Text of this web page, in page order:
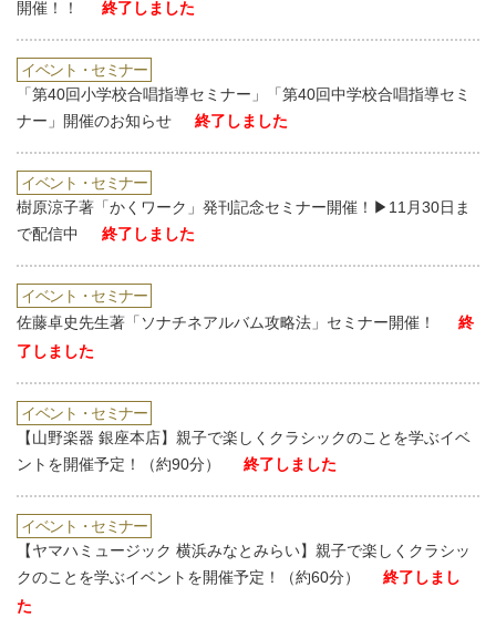
開催！！
終了しました
イベント・セミナー
「第40回小学校合唱指導セミナー」「第40回中学校合唱指導セミ
ナー」開催のお知らせ
終了しました
イベント・セミナー
樹原涼子著「かくワーク」発刊記念セミナー開催！▶︎11月30日ま
で配信中
終了しました
イベント・セミナー
佐藤卓史先生著「ソナチネアルバム攻略法」セミナー開催！
終
了しました
イベント・セミナー
【山野楽器 銀座本店】親子で楽しくクラシックのことを学ぶイベ
ントを開催予定！（約90分）
終了しました
イベント・セミナー
【ヤマハミュージック 横浜みなとみらい】親子で楽しくクラシッ
クのことを学ぶイベントを開催予定！（約60分）
終了しまし
た